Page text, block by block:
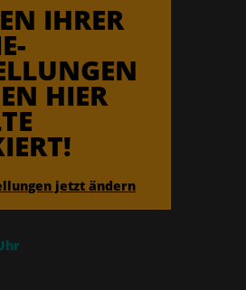
IHRER
HIER
jetzt ändern